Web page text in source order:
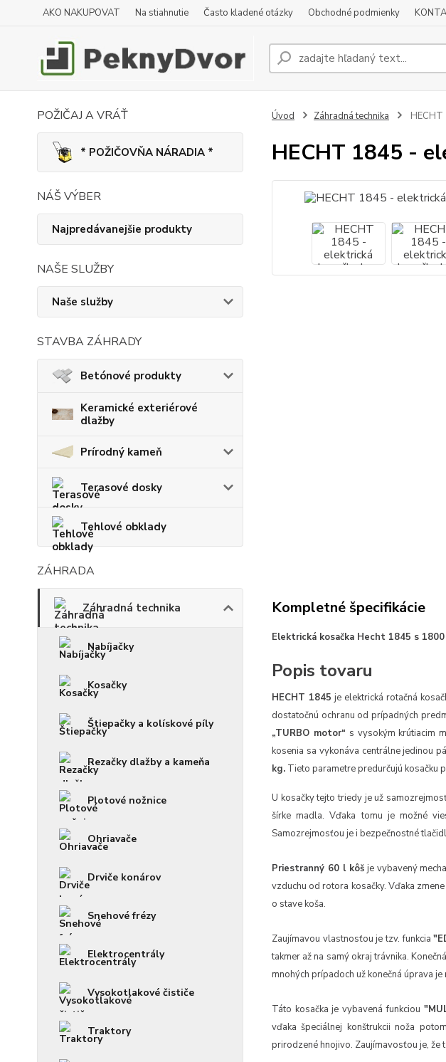
AKO NAKUPOVAT Na stiahnutie Často kladené otázky Obchodné podmienky
POŽIČAJ A VRÁŤ
* POŽIČOVŇA NÁRADIA *
NÁŠ VÝBER
Najpredávanejšie produkty
NAŠE SLUŽBY
Naše služby
STAVBA ZÁHRADY
Betónové produkty
Keramické exteriérové
dlažby
Prírodný kameň
Terasové dosky
Tehlové obklady
ZÁHRADA
Záhradná technika
Nabíjačky
Kosačky
Štiepačky a kolískové píly
Rezačky dlažby a kameňa
Plotové nožnice
Ohriavače
Drviče konárov
Snehové frézy
Elektrocentrály
Vysokotlakové čističe
Traktory
Úvod Záhradná technika
HECHT 1845 -
Kompletné špecifikácie
Elektrická kosačka Hecht 1845 s
Popis tovaru
HECHT 1845 je elektrická rotačná
dostatočnú ochranu od prípadných
„TURBO motor“ s vysokým krútiacim
kosenia sa vykonáva centrálne jedinou
kg.Tieto parametre predurčujú kosačku
U kosačky tejto triedy je už
šírke madla. Vďaka tomu je možné
Samozrejmosťou je i bezpečnostné
Priestranný 60 l kôšje vybavený
vzduchu od rotora kosačky. Vďaka
o stave koša.
Zaujímavou vlastnosťou je tzv. funkcia
takmer až na samý okraj trávnika.
mnohých prípadoch už konečná úprava
Táto kosačka je vybavená funkciou
vďaka špeciálnej konštrukcii noža
prirodzené hnojivo. Zaujímavosťou je,